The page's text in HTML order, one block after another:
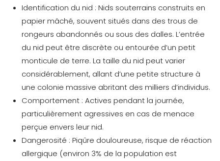
Identification du nid : Nids souterrains construits en
papier mâché, souvent situés dans des trous de
rongeurs abandonnés ou sous des dalles. L’entrée
du nid peut être discrète ou entourée d’un petit
monticule de terre. La taille du nid peut varier
considérablement, allant d’une petite structure à
une colonie massive abritant des milliers d’individus.
Comportement : Actives pendant la journée,
particulièrement agressives en cas de menace
perçue envers leur nid.
Dangerosité : Piqûre douloureuse, risque de réaction
allergique (environ 3% de la population est